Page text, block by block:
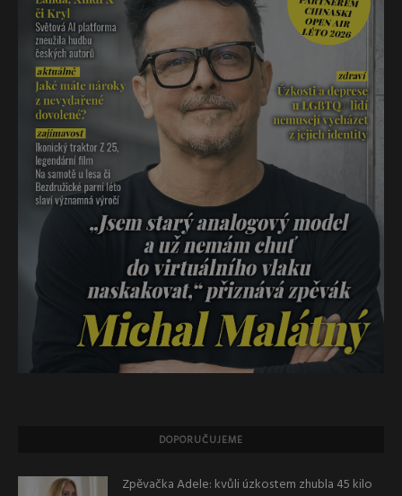
DOPORUČUJEME
Zpěvačka Adele: kvůli úzkostem zhubla 45 kilo